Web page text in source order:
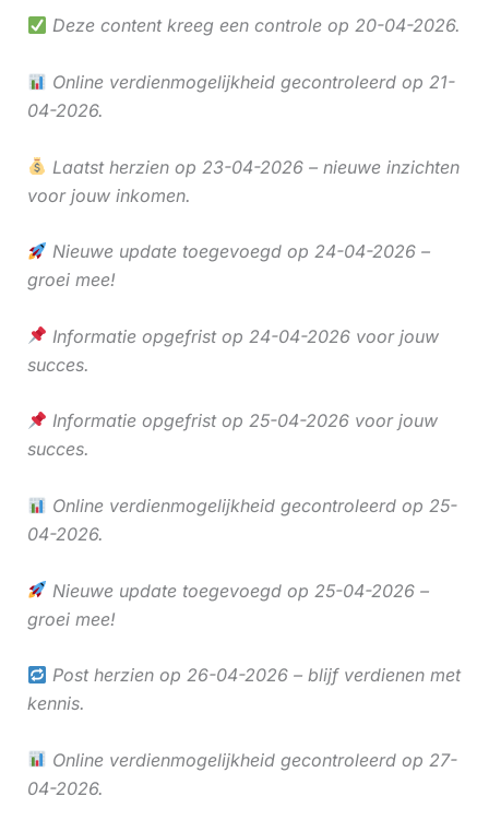
Deze content kreeg een controle op 20-04-2026.
Online verdienmogelijkheid gecontroleerd op 21-
04-2026.
Laatst herzien op 23-04-2026 – nieuwe inzichten
voor jouw inkomen.
Nieuwe update toegevoegd op 24-04-2026 –
groei mee!
Informatie opgefrist op 24-04-2026 voor jouw
succes.
Informatie opgefrist op 25-04-2026 voor jouw
succes.
Online verdienmogelijkheid gecontroleerd op 25-
04-2026.
Nieuwe update toegevoegd op 25-04-2026 –
groei mee!
Post herzien op 26-04-2026 – blijf verdienen met
kennis.
Online verdienmogelijkheid gecontroleerd op 27-
04-2026.